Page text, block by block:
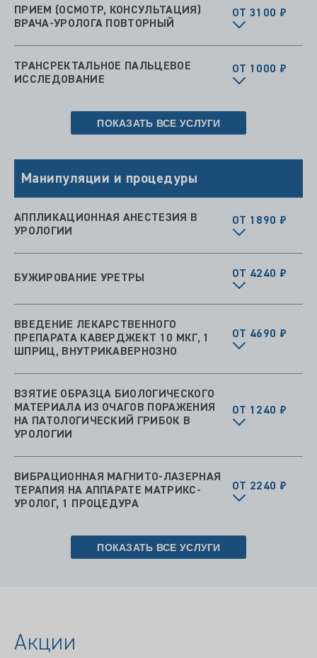
ПРИЕМ (ОСМОТР, КОНСУЛЬТАЦИЯ)
ВРАЧА-УРОЛОГА ПОВТОРНЫЙ
ОТ 3100 ₽
ТРАНСРЕКТАЛЬНОЕ ПАЛЬЦЕВОЕ
ИССЛЕДОВАНИЕ
ОТ 1000 ₽
ПОКАЗАТЬ ВСЕ УСЛУГИ
Манипуляции и процедуры
АППЛИКАЦИОННАЯ АНЕСТЕЗИЯ В
УРОЛОГИИ
ОТ 1890 ₽
БУЖИРОВАНИЕ УРЕТРЫ ОТ 4240 ₽
ВВЕДЕНИЕ ЛЕКАРСТВЕННОГО
ПРЕПАРАТА КАВЕРДЖЕКТ 10 МКГ, 1
ШПРИЦ, ВНУТРИКАВЕРНОЗНО
ОТ 4690 ₽
ВЗЯТИЕ ОБРАЗЦА БИОЛОГИЧЕСКОГО
МАТЕРИАЛА ИЗ ОЧАГОВ ПОРАЖЕНИЯ
НА ПАТОЛОГИЧЕСКИЙ ГРИБОК В
УРОЛОГИИ
ОТ 1240 ₽
ВИБРАЦИОННАЯ МАГНИТО-ЛАЗЕРНАЯ
ТЕРАПИЯ НА АППАРАТЕ МАТРИКС-
УРОЛОГ, 1 ПРОЦЕДУРА
ОТ 2240 ₽
ПОКАЗАТЬ ВСЕ УСЛУГИ
Акции